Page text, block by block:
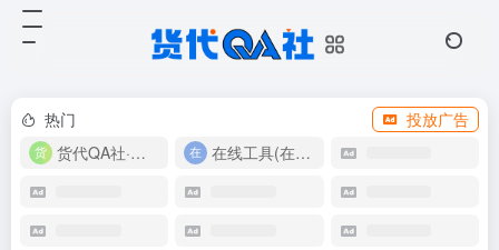
热门
投放广告
货代QA社·让货代之路更简单！
在线工具(在线实用工具200+)